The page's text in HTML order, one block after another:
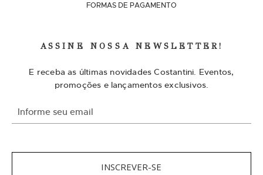
FORMAS DE PAGAMENTO
ASSINE NOSSA NEWSLETTER!
E receba as últimas novidades Costantini. Eventos,
promoções e lançamentos exclusivos.
r
INSCREVER-SE